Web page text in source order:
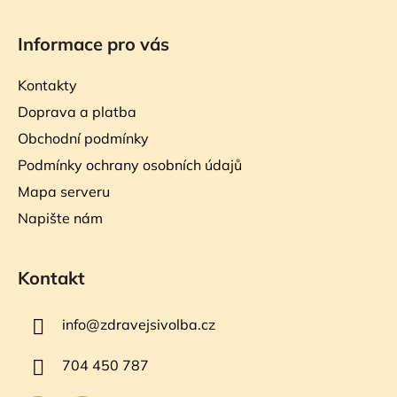
Informace pro vás
Kontakty
Doprava a platba
Obchodní podmínky
Podmínky ochrany osobních údajů
Mapa serveru
Napište nám
Kontakt
info@zdravejsivolba.cz
704 450 787